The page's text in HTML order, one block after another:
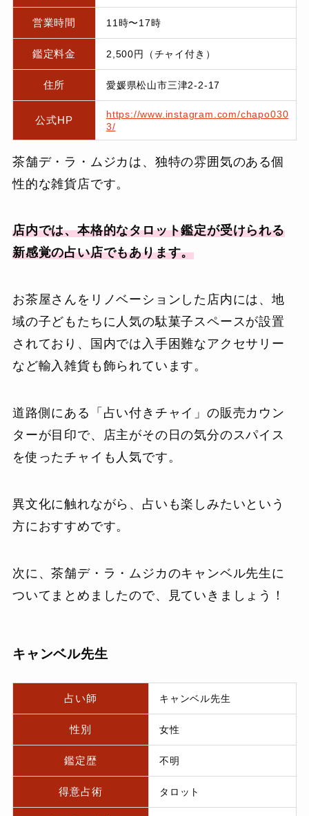
営業時間 11時〜17時
鑑定料金 2,500円（チャイ付き）
住所 愛媛県松山市三津2-2-17
公式HP
https://www.instagram.com/chapo030
3/
茶舗デ・ラ・ムジカは、独特の雰囲気のある個
性的な雑貨店です。
店内では、本格的なタロット鑑定が受けられる
新感覚の占い店でもあります。
お茶屋さんをリノベーションした店内には、地
域の子どもたちに人気の駄菓子スペースが設置
されており、国内では入手困難なアクセサリー
など輸入雑貨も飾られています。
道路側にある「占い付きチャイ」の販売カウン
ターが目印で、店主がその日の気分のスパイス
を使ったチャイも人気です。
異文化に触れながら、占いも楽しみたいという
方におすすめです。
次に、茶舗デ・ラ・ムジカのキャンベル先生に
ついてまとめましたので、見ていきましょう！
キャンベル先生
占い師 キャンベル先生
性別 女性
鑑定歴 不明
得意占術 タロット